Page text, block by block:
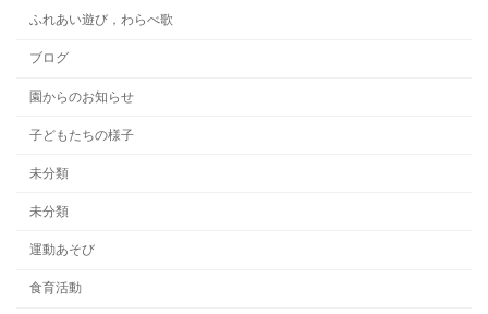
ふれあい遊び，わらべ歌
ブログ
園からのお知らせ
子どもたちの様子
未分類
未分類
運動あそび
食育活動